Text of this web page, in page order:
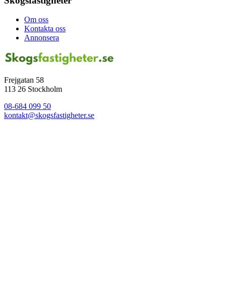
Om oss
Kontakta oss
Annonsera
Frejgatan 58
113 26 Stockholm
08-684 099 50
kontakt@skogsfastigheter.se